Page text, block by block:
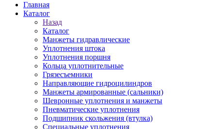
Главная
Каталог
Назад
Каталог
Манжеты гидравлические
Уплотнения штока
Уплотнения поршня
Кольца уплотнительные
Грязесъемники
Направляющие гидроцилиндров
Манжеты армированные (сальники)
Шевронные уплотнения и манжеты
Пневматические уплотнения
Подшипник скольжения (втулка)
Специальные уплотнения